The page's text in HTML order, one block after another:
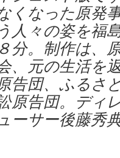
くなった原発­
人々の姿を福
分。制作は、
、元の生活を
告団、ふるさ
原告団。ディ
サー後藤秀